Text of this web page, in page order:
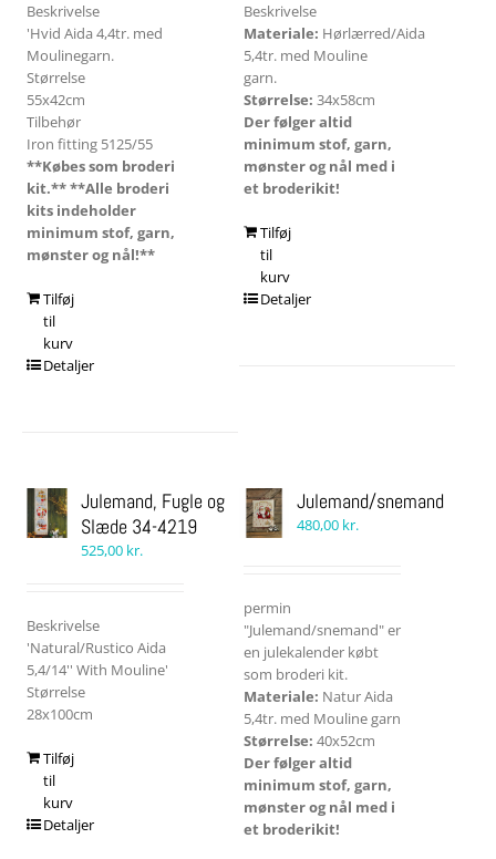
Beskrivelse
'Hvid Aida 4,4tr. med
Moulinegarn.
Størrelse
55x42cm
Tilbehør
Iron fitting 5125/55
**Købes som broderi
kit.****Alle broderi
kits indeholder
minimum stof, garn,
mønster og nål!**
Tilføj
til
kurv
Detaljer
Beskrivelse
Materiale: Hørlærred/Aida
5,4tr. med Mouline
garn.
Størrelse: 34x58cm
Der følger altid
minimum stof, garn,
mønster og nål med i
et broderikit!
Tilføj
til
kurv
Detaljer
Julemand, Fugle og
Slæde 34-4219
525,00 kr.
Beskrivelse
'Natural/Rustico Aida
5,4/14'' With Mouline'
Størrelse
28x100cm
Tilføj
til
kurv
Detaljer
Julemand/snemand
480,00 kr.
permin
"Julemand/snemand" er
en julekalender købt
som broderi kit.
Materiale: Natur Aida
5,4tr. med Mouline garn
Størrelse: 40x52cm
Der følger altid
minimum stof, garn,
mønster og nål med i
et broderikit!